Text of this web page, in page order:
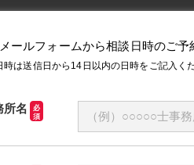
ールフォームから相談日時のご予
は送信日から14日以内の日時をご記入くだ
所名
必
須